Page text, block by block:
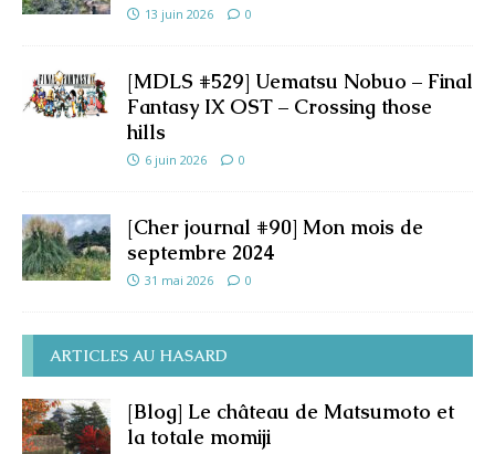
13 juin 2026 0
[MDLS #529] Uematsu Nobuo – Final
Fantasy IX OST – Crossing those
hills
6 juin 2026 0
[Cher journal #90] Mon mois de
septembre 2024
31 mai 2026 0
ARTICLES AU HASARD
[Blog] Le château de Matsumoto et
la totale momiji